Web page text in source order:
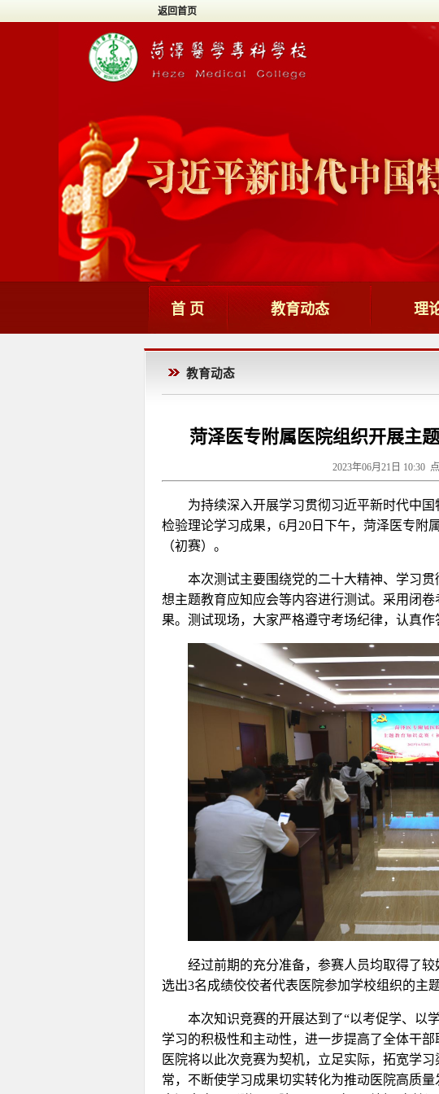
返回首页
首 页 教育动态 理
教育动态
菏泽医专附属医院组织开展主
2023年06月21日 10:30
为持续深入开展学习贯彻习近平新时代中
检验理论学习成果，6月20日下午，菏泽医专附
（初赛）。
本次测试主要围绕党的二十大精神、学习
想主题教育应知应会等内容进行测试。采用闭
果。测试现场，大家严格遵守考场纪律，认真作
经过前期的充分准备，参赛人员均取得了
选出3名成绩佼佼者代表医院参加学校组织的主
本次知识竞赛的开展达到了“以考促学、以
学习的积极性和主动性，进一步提高了全体干
医院将以此次竞赛为契机，立足实际，拓宽学
常，不断使学习成果切实转化为推动医院高质